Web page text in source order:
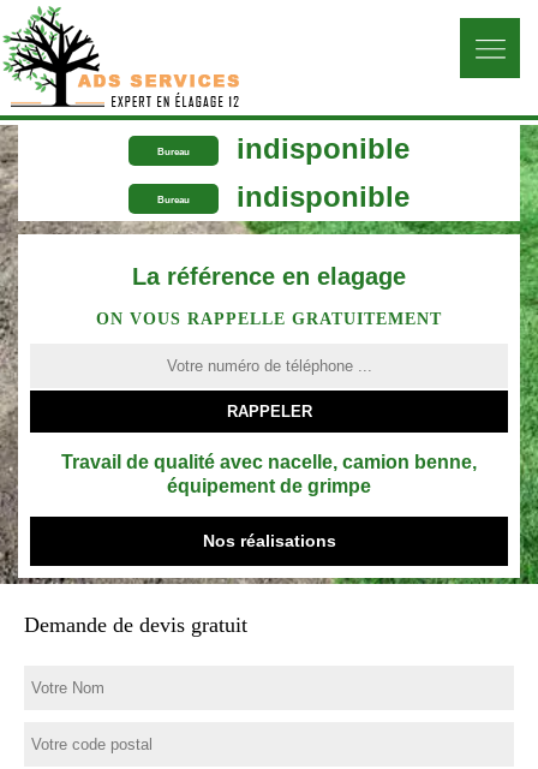
Bureau indisponible
Bureau indisponible
La référence en elagage
ON VOUS RAPPELLE GRATUITEMENT
Travail de qualité avec nacelle, camion benne,
équipement de grimpe
Nos réalisations
Demande de devis gratuit